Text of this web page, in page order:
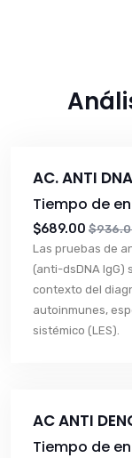
AC. ANTI
Tiempo de
$689.00
Las pruebas de
(anti-dsDNA IgG)
contexto del
autoinmunes,
sistémico (LES).
AC ANTI
Tiempo de